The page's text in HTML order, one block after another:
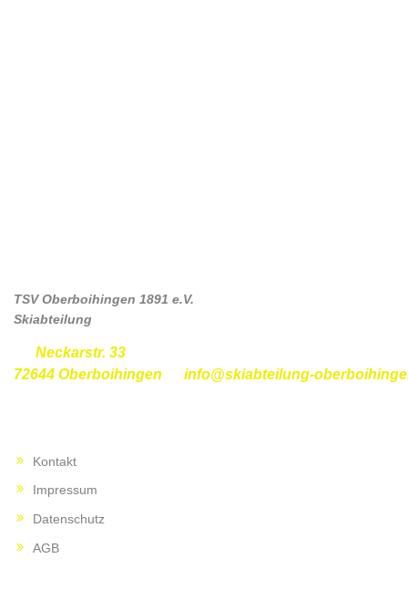
TSV Oberboihingen 1891 e.V.
Skiabteilung
Neckarstr. 33
72644 Oberboihingen
info@skiabteilung-
Kontakt
Impressum
Datenschutz
AGB